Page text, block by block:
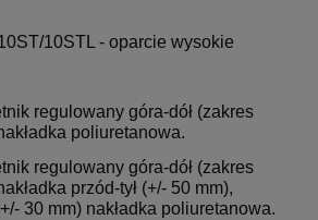
10STL - oparcie wysokie
regulowany góra-dół (zakres
poliuretanowa.
regulowany góra-dół (zakres
przód-tył (+/- 50 mm),
30 mm) nakładka poliuretanowa.